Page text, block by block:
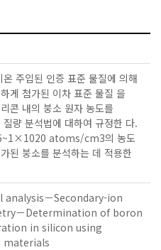
주입된 인증 표준 물질에 의해
게 첨가된 이차 표준 물질 을
콘 내의 붕소 원자 농도를
량 분석법에 대하여 규정한 다.
atoms/cm3의 농도
된 붕소를 분석하는 데 적용한
analysis－Secondary-ion
－Determination of boron
in silicon using
materials